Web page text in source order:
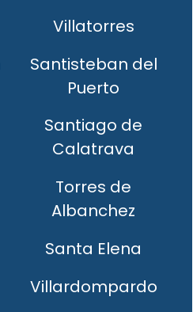
Villatorres
Santisteban del
Puerto
Santiago de
Calatrava
Torres de
Albanchez
Santa Elena
Villardompardo